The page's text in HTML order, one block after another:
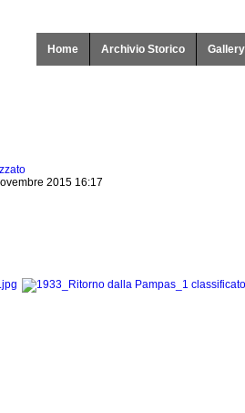
Home Archivio Storico Gallery
2015 16:17